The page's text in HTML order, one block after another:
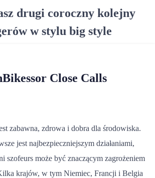
drugi coroczny kolejny
w stylu big style
Close Calls
zabawna, zdrowa i dobra dla środowiska.
jest najbezpieczniejszym działaniami,
szofeurs może być znaczącym zagrożeniem
krajów, w tym Niemiec, Francji i Belgia